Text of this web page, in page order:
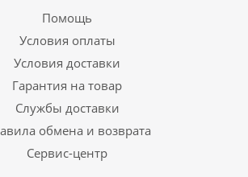
Помощь
Условия оплаты
Условия доставки
Гарантия на товар
Службы доставки
обмена и возврата
Сервис-центр